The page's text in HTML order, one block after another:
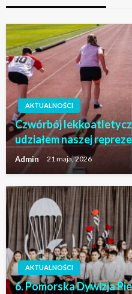
AKTUALNOŚCI
Czwórbój
udziałem naszej
Admin 21 maja, 2026
AKTUALNOŚCI
6. Pomorska Dywizja